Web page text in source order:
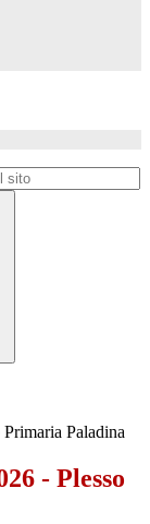
Paladina
- Plesso